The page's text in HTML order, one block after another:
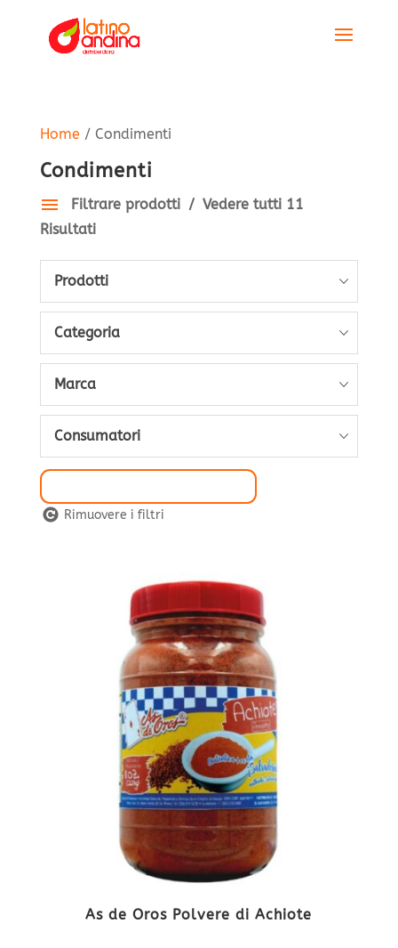
Home / Condimenti
Condimenti
Filtrare prodotti
Vedere tutti 11
Risultati
Prodotti
Categoria
Marca
Consumatori
Rimuovere i filtri
As de Oros Polvere di Achiote